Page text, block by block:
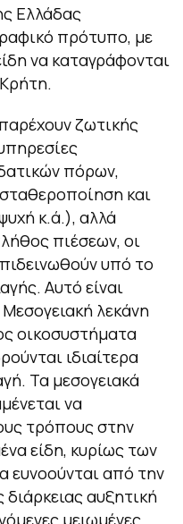
Ελλάδας
πρότυπο, με
να καταγράφονται
ζωτικής
πόρων,
και
κ.ά.), αλλά
πιέσεων, οι
υπό το
Αυτό είναι
Μεσογειακή λεκάνη
οικοσυστήματα
ιδιαίτερα
Τα μεσογειακά
να
τρόπους στην
είδη, κυρίως των
ευνοούνται από την
αυξητική
μειωμένες